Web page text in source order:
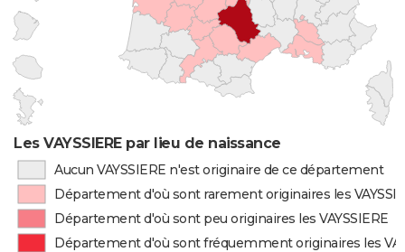
Les VAYSSIERE par lieu de naissance
Aucun VAYSSIERE n'est originaire de ce département
Département d'où sont rarement originaires les
Département d'où sont peu originaires les VAYSSIERE
Département d'où sont fréquemment originaires les